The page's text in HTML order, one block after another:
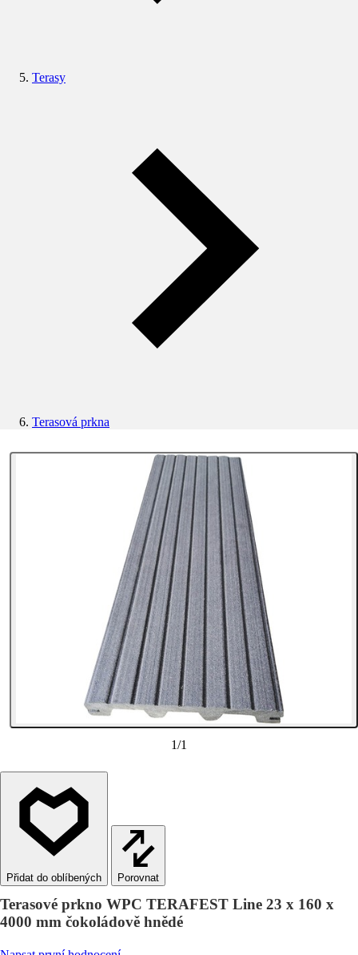
Terasy
Terasová prkna
1/1
Porovnat
Terasové prkno WPC TERAFEST Line 23 x 160 x
4000 mm čokoládově hnědé